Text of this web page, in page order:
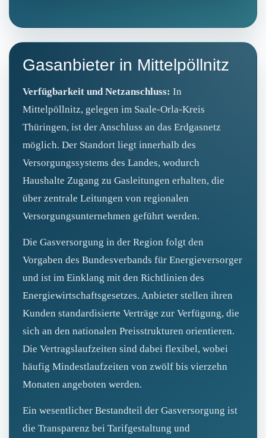
Gasanbieter in Mittelpöllnitz
Verfügbarkeit und Netzanschluss: In
Mittelpöllnitz, gelegen im Saale-Orla-Kreis
Thüringen, ist der Anschluss an das Erdgasnetz
möglich. Der Standort liegt innerhalb des
Versorgungssystems des Landes, wodurch
Haushalte Zugang zu Gasleitungen erhalten, die
über zentrale Leitungen von regionalen
Versorgungsunternehmen geführt werden.
Die Gasversorgung in der Region folgt den
Vorgaben des Bundesverbands für Energieversorger
und ist im Einklang mit den Richtlinien des
Energiewirtschaftsgesetzes. Anbieter stellen ihren
Kunden standardisierte Verträge zur Verfügung, die
sich an den nationalen Preisstrukturen orientieren.
Die Vertragslaufzeiten sind dabei flexibel, wobei
häufig Mindestlaufzeiten von zwölf bis vierzehn
Monaten angeboten werden.
Ein wesentlicher Bestandteil der Gasversorgung ist
die Transparenz bei Tarifgestaltung und